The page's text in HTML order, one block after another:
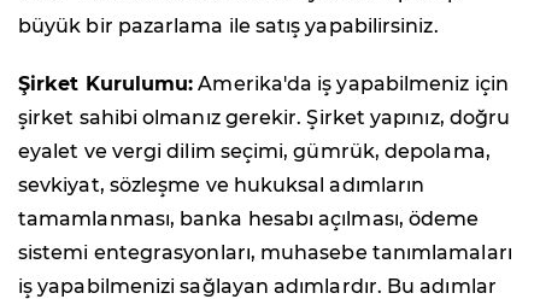
büyük bir pazarlama ile satış yapabilirsiniz.
Şirket Kurulumu: Amerika'da iş yapabilmeniz için
şirket sahibi olmanız gerekir. Şirket yapınız, doğru
eyalet ve vergi dilim seçimi, gümrük, depolama,
sevkiyat, sözleşme ve hukuksal adımların
tamamlanması, banka hesabı açılması, ödeme
sistemi entegrasyonları, muhasebe tanımlamaları
iş yapabilmenizi sağlayan adımlardır. Bu adımlar